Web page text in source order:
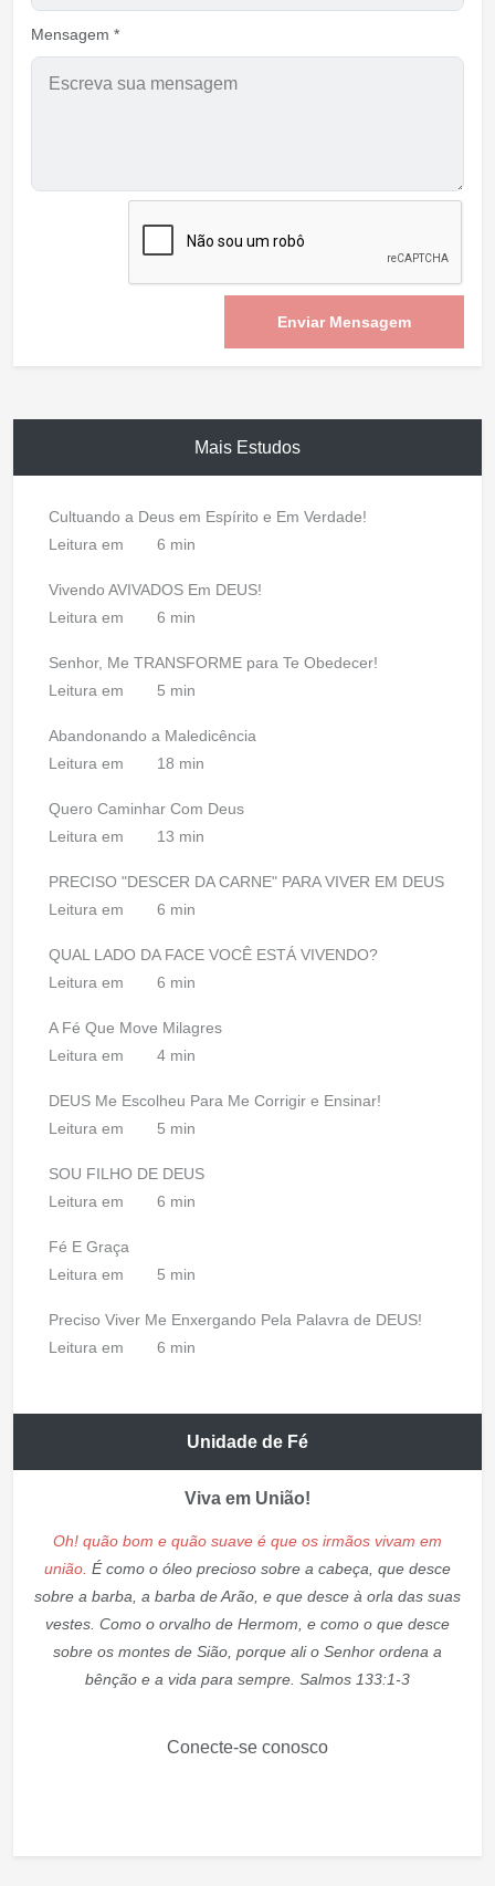
Mensagem *
Enviar Mensagem
Mais Estudos
Cultuando a Deus em Espírito e Em Verdade!
Leitura em
6 min
Vivendo AVIVADOS Em DEUS!
Leitura em
6 min
Senhor, Me TRANSFORME para Te Obedecer!
Leitura em
5 min
Abandonando a Maledicência
Leitura em
18 min
Quero Caminhar Com Deus
Leitura em
13 min
PRECISO "DESCER DA CARNE" PARA VIVER EM DEUS
Leitura em
6 min
QUAL LADO DA FACE VOCÊ ESTÁ VIVENDO?
Leitura em
6 min
A Fé Que Move Milagres
Leitura em
4 min
DEUS Me Escolheu Para Me Corrigir e Ensinar!
Leitura em
5 min
SOU FILHO DE DEUS
Leitura em
6 min
Fé E Graça
Leitura em
5 min
Preciso Viver Me Enxergando Pela Palavra de DEUS!
Leitura em
6 min
Unidade de Fé
Viva em União!
Oh! quão bom e quão suave é que os irmãos vivam em
união. É como o óleo precioso sobre a cabeça, que desce
sobre a barba, a barba de Arão, e que desce à orla das suas
vestes. Como o orvalho de Hermom, e como o que desce
sobre os montes de Sião, porque ali o Senhor ordena a
bênção e a vida para sempre. Salmos 133:1-3
Conecte-se conosco